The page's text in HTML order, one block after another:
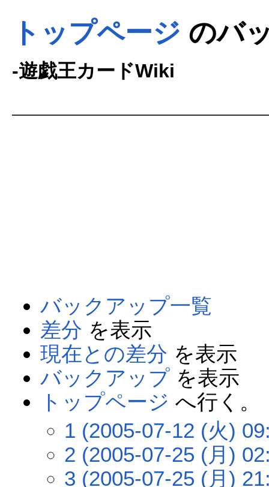
トップページ のバ
-遊戯王カードWiki
バックアップ一覧
差分 を表示
現在との差分 を表示
バックアップを表示
トップページ へ行く。
1 (2005-07-12 (火)
2 (2005-07-25 (月)
3 (2005-07-25 (月)